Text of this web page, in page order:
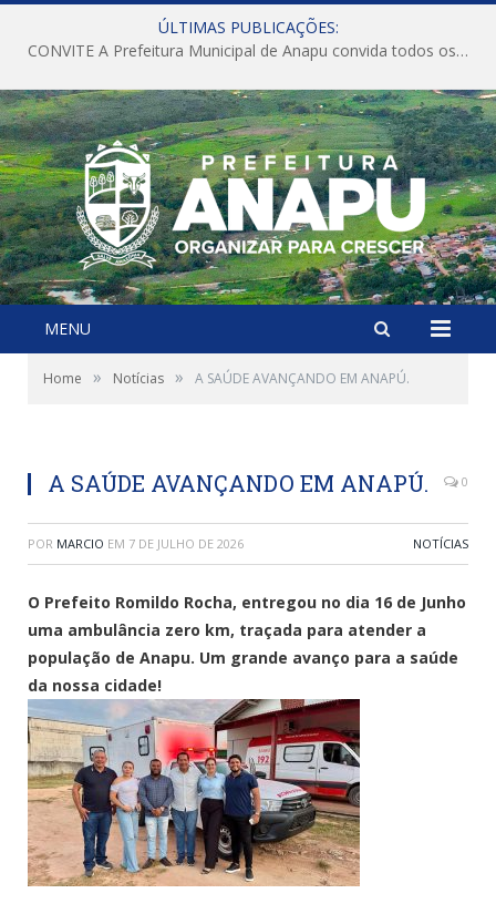
ÚLTIMAS PUBLICAÇÕES:
CONVITE A Prefeitura Municipal de Anapu convida todos os servidores públicos municipais para participarem da Audiência Pública de discussão da Lei de Diretrizes Orçamentárias (LDO), importante instrumento de planejamento das ações e investimentos da Administração Pública para o próximo exercício financeiro.
MENU
Home » Notícias » A SAÚDE AVANÇANDO EM ANAPÚ.
A SAÚDE AVANÇANDO EM ANAPÚ. 0
POR MARCIO EM 7 DE JULHO DE 2026 NOTÍCIAS
O Prefeito Romildo Rocha, entregou no dia 16 de Junho
uma ambulância zero km, traçada para atender a
população de Anapu. Um grande avanço para a saúde
da nossa cidade!